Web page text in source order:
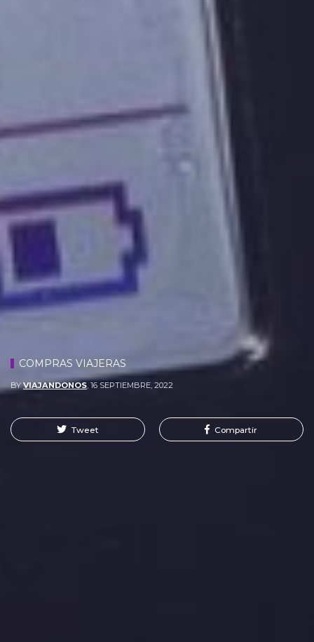
COMPRAS VIAJERAS
BYVIAJANDONOS, 16 SEPTIEMBRE, 2022
Tweet Compartir